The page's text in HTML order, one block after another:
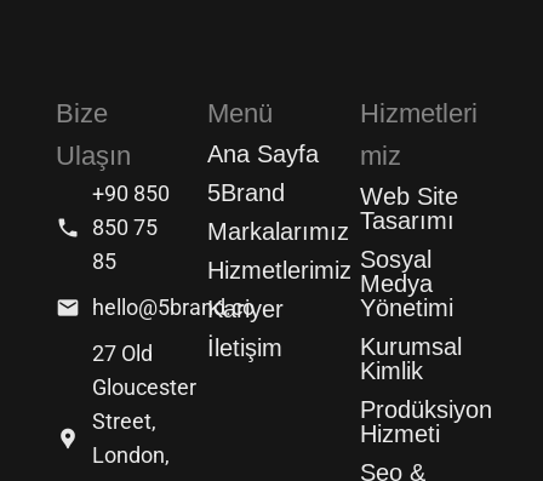
Bize
Ulaşın
+90 850
850 75
85
hello@5brand.co
27 Old
Gloucester
Street,
London,
Menü
Ana Sayfa
5Brand
Markalarımız
Hizmetlerimiz
Kariyer
İletişim
Hizmetleri
miz
Web Site
Tasarımı
Sosyal
Medya
Yönetimi
Kurumsal
Kimlik
Prodüksiyon
Hizmeti
Seo &